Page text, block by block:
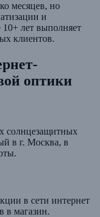
месяцев, но
и
лет выполняет
клиентов.
оптики
солнцезащитных
в г. Москва, в
в сети интернет
в магазин.